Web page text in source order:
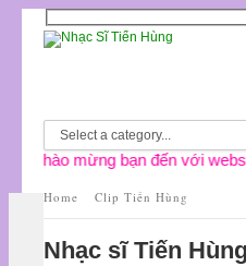
Chào mừng bạn đến với
Home Clip Tiến Hùng
Nhạc sĩ Tiến